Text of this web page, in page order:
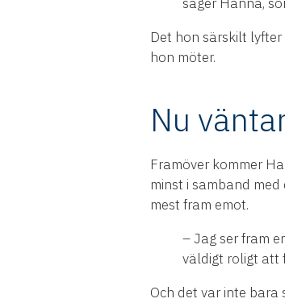
Det hon särskilt
hon möter.
Nu
Framöver kommer
minst i samband
mest fram emot.
– Jag ser fram
väldigt roligt att
Och det var inte